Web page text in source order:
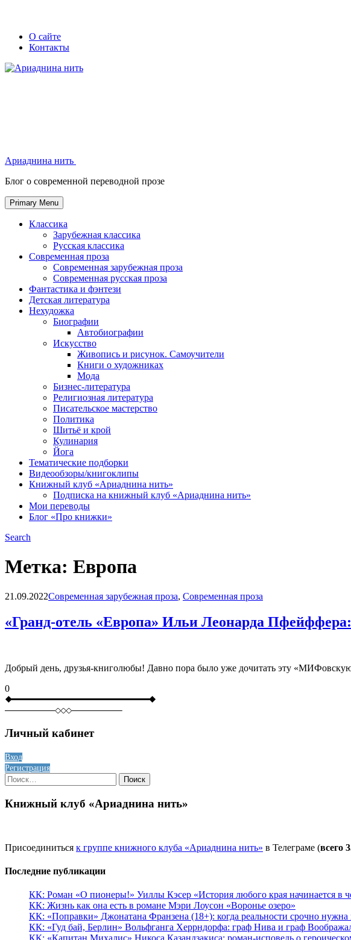
Skip
Secondary
left
navigation
Secondary
right
navigation
О сайте
Контакты
Ариаднина нить
Блог о современной переводной прозе
Primary Menu
Классика
Зарубежная классика
Русская классика
Современная проза
Современная зарубежная проза
Современная русская проза
Фантастика и фэнтези
Детская литература
Нехудожка
Биографии
Автобиографии
Искусство
Живопись и рисунок. Самоучители
Книги о художниках
Мода
Бизнес-литература
Религиозная литература
Писательское мастерство
Политика
Шитьё и крой
Кулинария
Йога
Тематические подборки
Видеообзоры/книгоклипы
Книжный клуб «Ариаднина нить»
Подписка на книжный клуб «Ариаднина нить»
Мои переводы
Блог «Про книжки»
Search
Метка: Европа
Blog
21.09.2022Современная зарубежная проза, Современная проза
«Гранд-отель «Европа» Ильи Леонарда
Добрый день, друзья-книголюбы! Давно пора было уже дочитать эту
0
Личный кабинет
Вход
Регистрация
Найти:
Книжный клуб «Ариаднина нить»
Присоединиться к группе книжного клуба «Ариаднина нить» в Телеграме (всего
Последние публикации
КК: Роман «О пионеры!» Уиллы Кэсер «История любого края начинается в
КК: Жизнь как она есть в романе Мэри Лоусон «Воронье озеро»
КК: «Поправки» Джонатана Франзена (18+): когда реальности срочно нужна
КК: «Гуд бай, Берлин» Вольфганга Херрндорфа: граф Нива и граф
КК: «Капитан Михалис» Никоса Казандзакиса: роман-исповедь о